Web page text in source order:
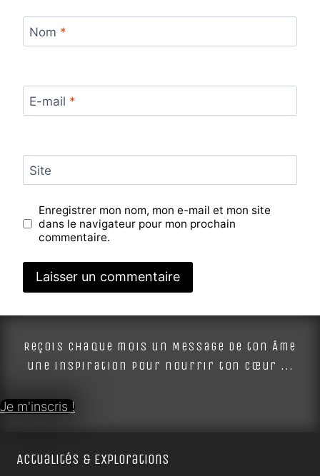
Nom *
E-mail *
Site
Enregistrer mon nom, mon e-mail et mon site
dans le navigateur pour mon prochain
commentaire.
Alternative:
Reçois chaque mois un Message de ton Âme
une inspiration pour nourrir ton cœur ...
Je m'inscris !
Actualités & Explorations